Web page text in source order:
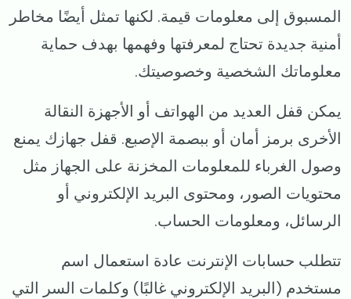
المسبوق إلى معلومات قيمة. لكنها تمثل أيضًا مخاطر
أمنية جديدة تحتاج لمعرفتها وفهمها بهدف حماية
معلوماتك الشخصية وخصوصيتك.
يمكن قفل العديد من الهواتف أو الأجهزة النقالة
الأخرى برمز أمان أو ببصمة الإصبع. قفل جهازك يمنع
وصول الغرباء للمعلومات المخزنة على الجهاز مثل
محتويات الصور، ومحتوى البريد الإلكتروني أو
الرسائل، ومعلومات الحساب.
تتطلب حسابات الإنترنت عادة استعمال اسم
مستخدم (البريد الإلكتروني غالبًا) وكلمات السر التي